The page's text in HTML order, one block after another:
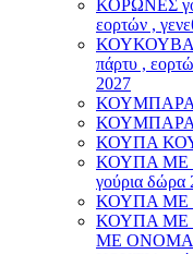
ΚΟΡΩΝΕΣ
εορτών ,
πάρτυ ,
2027
ΚΟΥΠΑ
ΚΟΥΠΑ ΜΕ
γούρια δώρα
ΚΟΥΠΑ ΜΕ
ΚΟΥΠΑ ΜΕ
ΜΕ ΟΝΟΜΑ